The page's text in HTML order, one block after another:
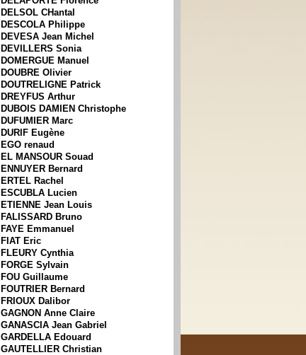
DELSOL CHantal
DESCOLA Philippe
DEVESA Jean Michel
DEVILLERS Sonia
DOMERGUE Manuel
DOUBRE Olivier
DOUTRELIGNE Patrick
DREYFUS Arthur
DUBOIS DAMIEN Christophe
DUFUMIER Marc
DURIF Eugène
EGO renaud
EL MANSOUR Souad
ENNUYER Bernard
ERTEL Rachel
ESCUBLA Lucien
ETIENNE Jean Louis
FALISSARD Bruno
FAYE Emmanuel
FIAT Eric
FLEURY Cynthia
FORGE Sylvain
FOU Guillaume
FOUTRIER Bernard
FRIOUX Dalibor
GAGNON Anne Claire
GANASCIA Jean Gabriel
GARDELLA Edouard
GAUTELLIER Christian